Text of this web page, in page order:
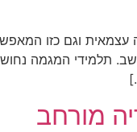
וגם כזו
תלמידי המגמה
מורחב